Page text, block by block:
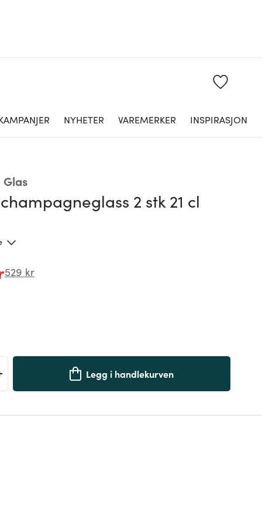
NYHETER VAREMERKER INSPIRASJON
Glas
2 stk 21 cl
529 kr
Legg i handlekurven